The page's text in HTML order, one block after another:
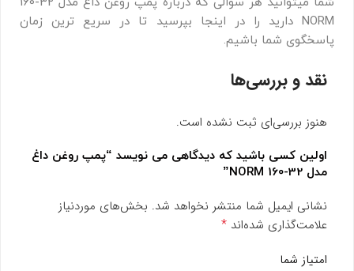
NORM دارید را در اینجا بپرسید تا در سریع ترین زمان
پاسخگوی شما باشیم.
نقد و بررسی‌ها
هنوز بررسی‌ای ثبت نشده است.
اولین کسی باشید که دیدگاهی می نویسد “پمپ روغن داغ
مدل 32-160 NORM”
نشانی ایمیل شما منتشر نخواهد شد. بخش‌های موردنیاز
علامت‌گذاری شده‌اند *
امتیاز شما